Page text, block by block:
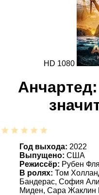
HD 1080
Год выхода: 2022
Выпущено: США
Режиссёр: Рубен
В ролях: Том
Бандерас, София
Миден, Сара Жаклин